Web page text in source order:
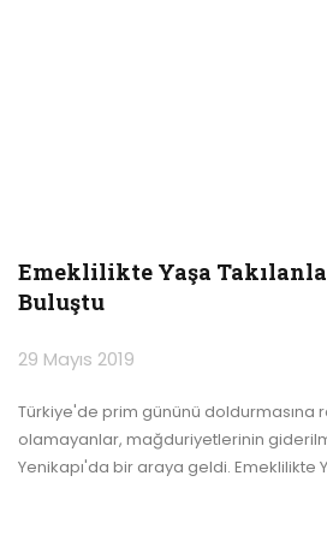
Emeklilikte Yaşa
Buluştu
29 Mayıs 2019
Türkiye'de prim gününü doldurmasına
olamayanlar, mağduriyetlerinin
Yenikapı'da bir araya geldi. Emeklilikte